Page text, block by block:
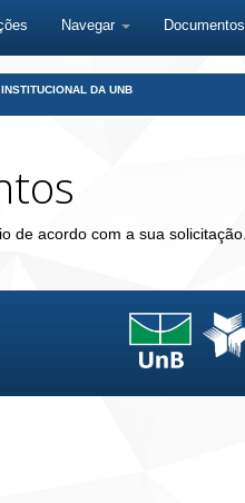
Navegar Documentos
DA UNB
de acordo com a sua solicitação.